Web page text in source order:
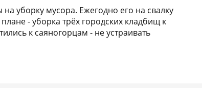
уборку мусора. Ежегодно его на свалку
- уборка трёх городских кладбищ к
к саяногорцам - не устраивать